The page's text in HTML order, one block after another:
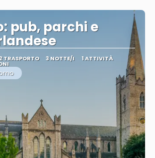
pub, parchi e
2 TRASPORTO 3 NOTTE/I 1 ATTIVITÀ